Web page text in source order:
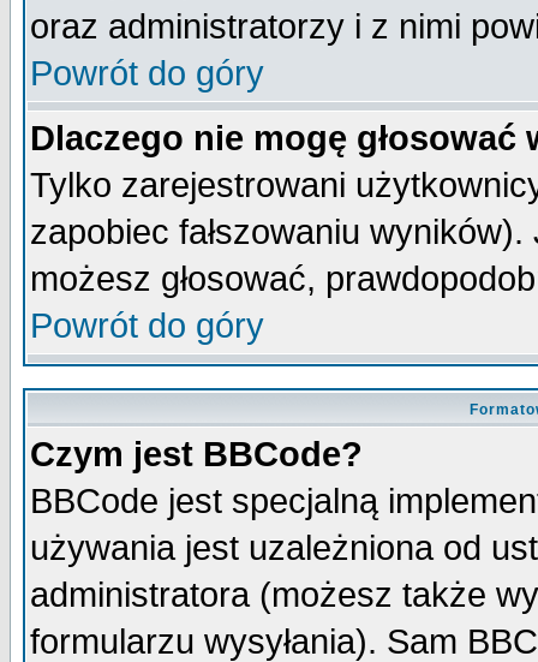
oraz administratorzy i z nimi
Powrót do góry
Dlaczego nie mogę głosować
Tylko zarejestrowani
zapobiec fałszowaniu
możesz głosować,
Powrót do góry
Czym jest BBCode?
BBCode jest specjalną
używania jest uzależniona od
administratora (możesz także
formularzu wysyłania). Sam